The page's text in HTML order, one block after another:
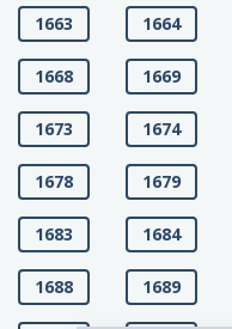
1663 1664
1668 1669
1673 1674
1678 1679
1683 1684
1688 1689